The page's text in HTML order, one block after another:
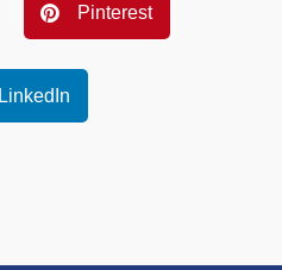
Pinterest
LinkedIn